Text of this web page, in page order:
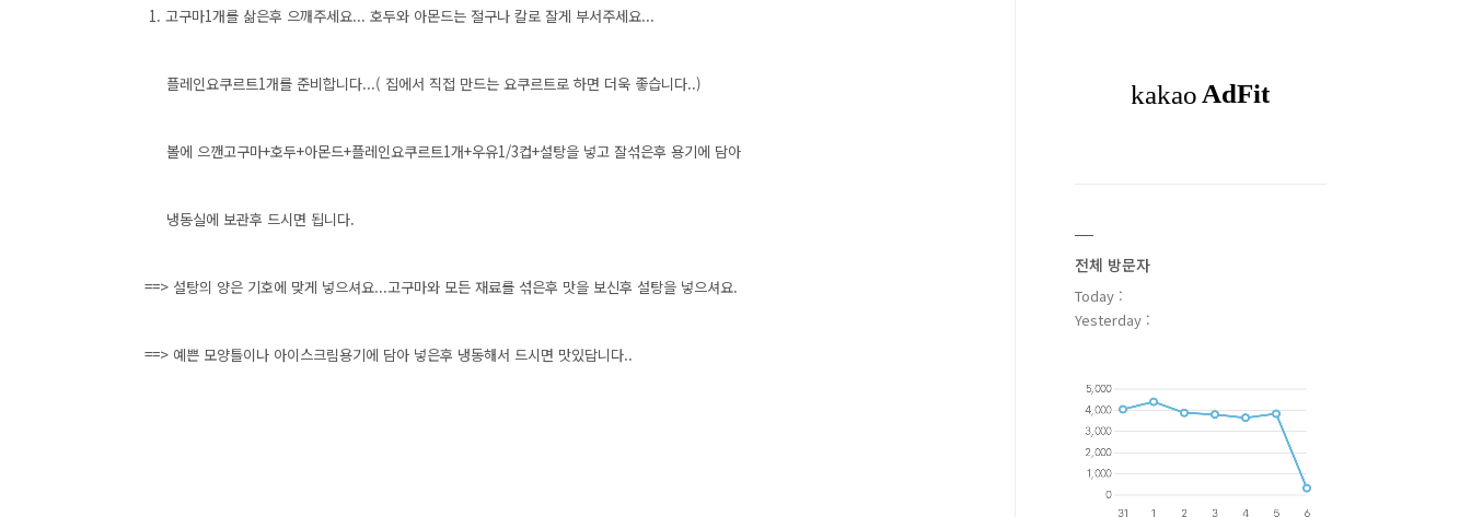
1. 고구마1개를 삶은후 으깨주세요... 호두와 아몬드는 절구나 칼로 잘게 부서주세요...
플레인요쿠르트1개를 준비합니다...( 집에서 직접 만드는 요쿠르트로 하면 더욱 좋습니다..)
볼에 으깬고구마+호두+아몬드+플레인요쿠르트1개+우유1/3컵+설탕을 넣고 잘섞은후 용기에 담아
냉동실에 보관후 드시면 됩니다.
==> 설탕의 양은 기호에 맞게 넣으셔요...고구마와 모든 재료를 섞은후 맛을 보신후 설탕을 넣으셔요.
==> 예쁜 모양틀이나 아이스크림용기에 담아 넣은후 냉동해서 드시면 맛있답니다..
전체 방문자
Today :
Yesterday :